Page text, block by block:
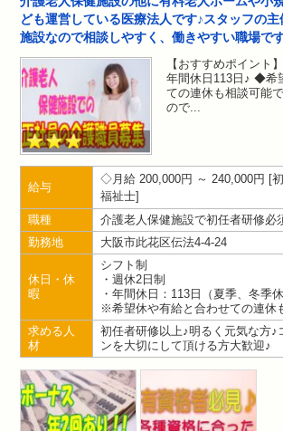
ども運営している医療法人です♪スタッフの
施設なので相談しやすく、働きやすい職場で
【おすすめポイン
年間休日113日♪ ◆希
ての連休も相談可能
ので
給与
月給 200,000円 ～ 240,000円
福祉士
職種
介護老人保健施設で初任者研修必
勤務地
大阪市此花区伝法4-4-24
休日・休
暇
シフト制
・週休2日制
・年間休日：113日（夏季、冬季休
※希望休や有給と合わせての連休
求める人
材
初任者研修以上♪明るく元気な方♪
ンを大切にして頂ける方大歓迎♪